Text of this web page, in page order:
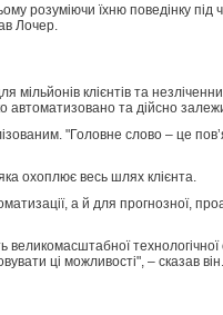
їхню поведінку під
Лочер.
клієнтів та
та дійсно
"Головне слово – це
охоплює весь шлях клієнта.
а й для прогнозної,
технологічної
ці можливості", – сказав